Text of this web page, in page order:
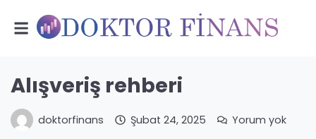
Alışveriş rehberi
doktorfinans Şubat 24, 2025 Yorum yok